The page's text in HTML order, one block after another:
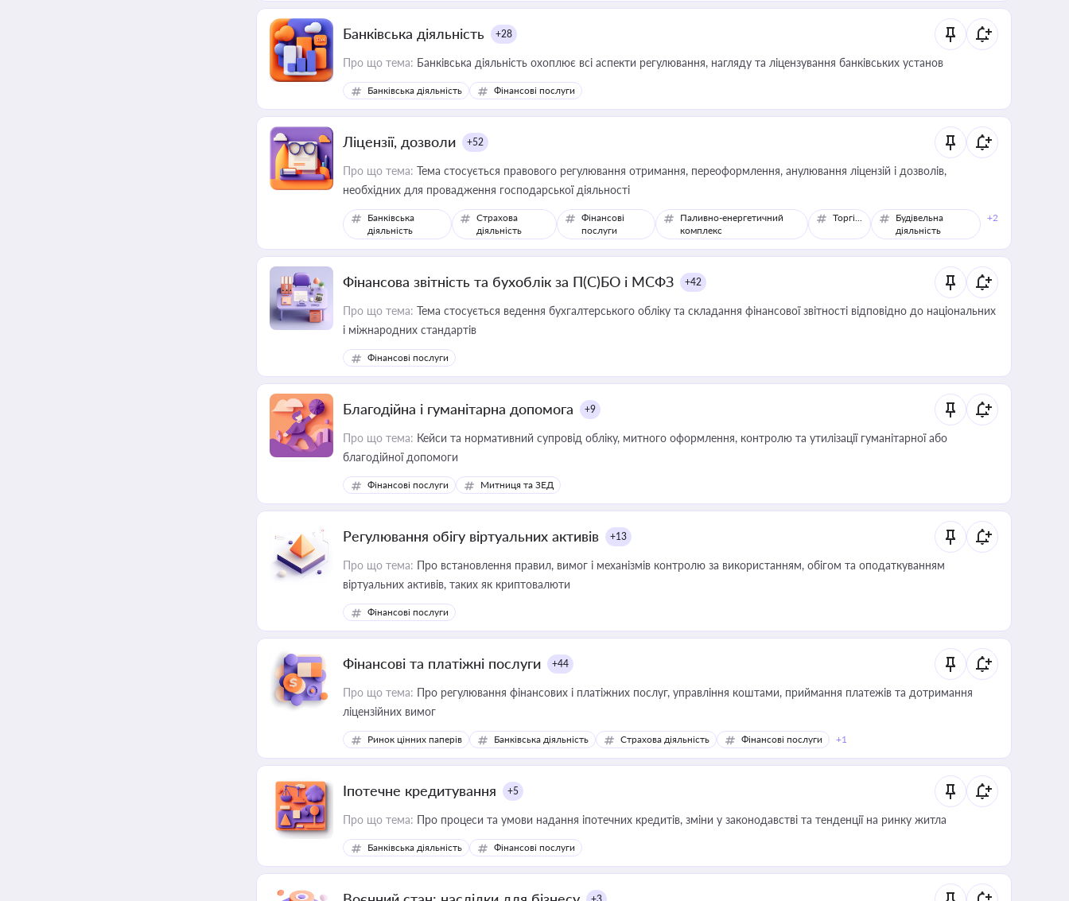
Банківська діяльність +28
Про що тема: Банківська діяльність охоплює всі аспекти регулювання, нагляду та ліцензування банківських установ
Банківська діяльність Фінансові послуги
Ліцензії, дозволи +52
Про що тема: Тема стосується правового регулювання отримання, переоформлення, анулювання ліцензій і дозволів,
необхідних для провадження господарської діяльності
Банківська
діяльність
Страхова
діяльність
Фінансові
послуги
Паливно-енергетичний
комплекс
Торгівля
Будівельна
діяльність
+2
Фінансова звітність та бухоблік за П(С)БО і МСФЗ +42
Про що тема: Тема стосується ведення бухгалтерського обліку та складання фінансової звітності відповідно до національних
і міжнародних стандартів
Фінансові послуги
Благодійна і гуманітарна допомога +9
Про що тема: Кейси та нормативний супровід обліку, митного оформлення, контролю та утилізації гуманітарної або
благодійної допомоги
Фінансові послуги Митниця та ЗЕД
Регулювання обігу віртуальних активів +13
Про що тема: Про встановлення правил, вимог і механізмів контролю за використанням, обігом та оподаткуванням
віртуальних активів, таких як криптовалюти
Фінансові послуги
Фінансові та платіжні послуги +44
Про що тема: Про регулювання фінансових і платіжних послуг, управління коштами, приймання платежів та дотримання
ліцензійних вимог
Ринок цінних паперів Банківська діяльність Страхова діяльність Фінансові послуги +1
Іпотечне кредитування +5
Про що тема: Про процеси та умови надання іпотечних кредитів, зміни у законодавстві та тенденції на ринку житла
Банківська діяльність Фінансові послуги